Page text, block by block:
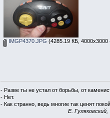
IMGP4370.JPG (4285.19 КБ, 4000x3000
- Разве ты не устал от борьбы, от
- Нет.
- Как странно, ведь многие так ценят
E.